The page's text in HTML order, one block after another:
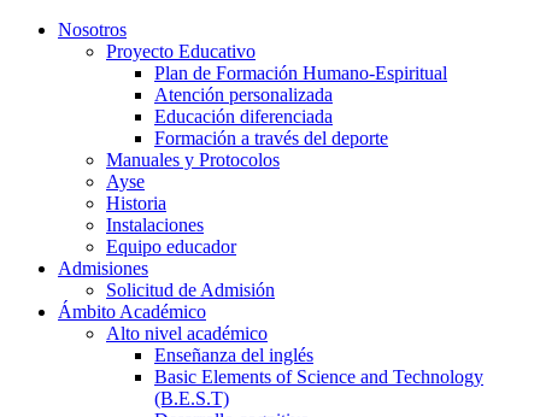
Nosotros
Proyecto Educativo
Plan de Formación Humano-Espiritual
Atención personalizada
Educación diferenciada
Formación a través del deporte
Manuales y Protocolos
Ayse
Historia
Instalaciones
Equipo educador
Admisiones
Solicitud de Admisión
Ámbito Académico
Alto nivel académico
Enseñanza del inglés
Basic Elements of Science and Technology
(B.E.S.T)